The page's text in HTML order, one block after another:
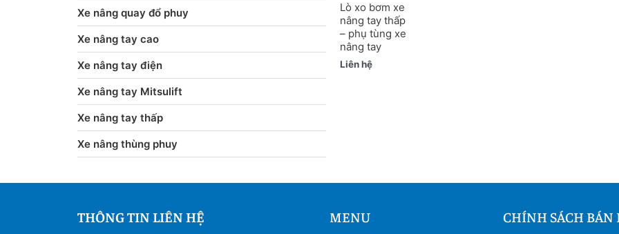
Xe nâng quay đổ phuy
Xe nâng tay cao
Xe nâng tay điện
Xe nâng tay Mitsulift
Xe nâng tay thấp
Xe nâng thùng phuy
Lò xo bơm xe
nâng tay thấp
– phụ tùng xe
nâng tay
Liên hệ
THÔNG TIN LIÊN HỆ MENU CHÍNH SÁCH BÁN